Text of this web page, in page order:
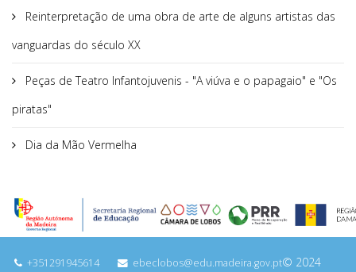
Reinterpretação de uma obra de arte de alguns artistas das
vanguardas do século XX
Peças de Teatro Infantojuvenis - "A viúva e o papagaio" e "Os
piratas"
Dia da Mão Vermelha
+351291945614 ebeclobos@edu.madeira.gov.pt© 2024